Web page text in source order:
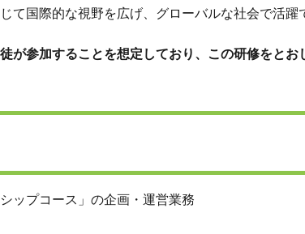
て国際的な視野を広げ、グローバルな社会で活
が参加することを想定しており、この研修をと
ップコース」の企画・運営業務